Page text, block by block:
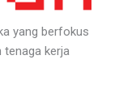
yang berfokus
tenaga kerja